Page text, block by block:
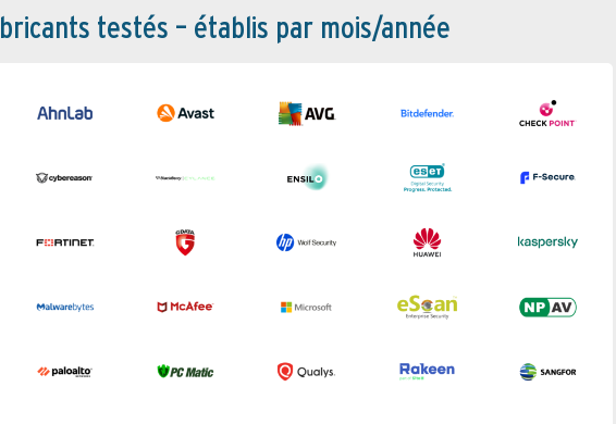
testés – établis par mois/année